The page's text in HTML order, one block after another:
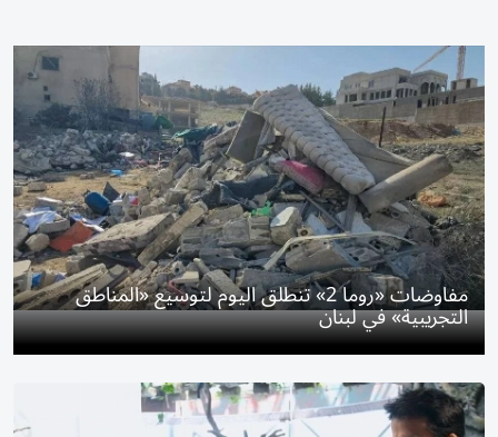
مفاوضات «روما 2» تنطلق اليوم لتوسيع «المناطق
التجريبية» في لبنان